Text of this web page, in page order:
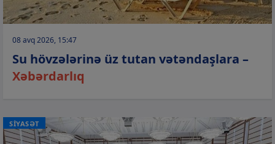
08 avq 2026, 15:47
Su hövzələrinə üz tutan vətəndaşlara –
Xəbərdarlıq
SİYASƏT